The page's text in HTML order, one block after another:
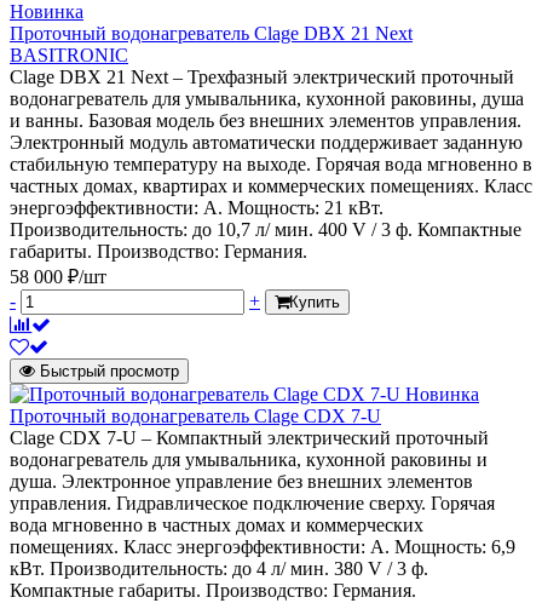
Новинка
Проточный водонагреватель Clage DBX 21 Next
BASITRONIC
Clage DBX 21 Next – Трехфазный электрический проточный
водонагреватель для умывальника, кухонной раковины, душа
и ванны. Базовая модель без внешних элементов управления.
Электронный модуль автоматически поддерживает заданную
стабильную температуру на выходе. Горячая вода мгновенно в
частных домах, квартирах и коммерческих помещениях. Класс
энергоэффективности: А. Мощность: 21 кВт.
Производительность: до 10,7 л/ мин. 400 V / 3 ф. Компактные
габариты. Производство: Германия.
58 000 ₽/шт
-
+ Купить
Быстрый просмотр
Новинка
Проточный водонагреватель Clage CDX 7-U
Clage CDX 7-U – Компактный электрический проточный
водонагреватель для умывальника, кухонной раковины и
душа. Электронное управление без внешних элементов
управления. Гидравлическое подключение сверху. Горячая
вода мгновенно в частных домах и коммерческих
помещениях. Класс энергоэффективности: А. Мощность: 6,9
кВт. Производительность: до 4 л/ мин. 380 V / 3 ф.
Компактные габариты. Производство: Германия.